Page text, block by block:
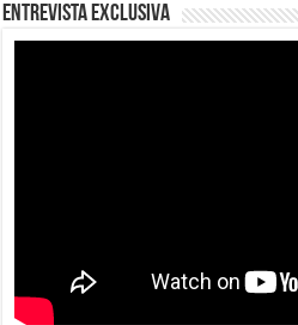
Entrevista Exclusiva